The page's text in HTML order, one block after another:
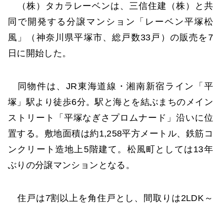
（株）タカラレーベンは、三信住建（株）と共
同で開発する分譲マンション「レーベン平塚松
風」（神奈川県平塚市、総戸数33戸）の販売を7
日に開始した。
同物件は、JR東海道線・湘南新宿ライン「平
塚」駅より徒歩6分。駅と海とを結ぶまちのメイン
ストリート「平塚なぎさプロムナード」沿いに位
置する。敷地面積は約1,258平方メートル、鉄筋コ
ンクリート造地上5階建て。松風町としては13年
ぶりの分譲マンションとなる。
住戸は7割以上を角住戸とし、間取りは2LDK～